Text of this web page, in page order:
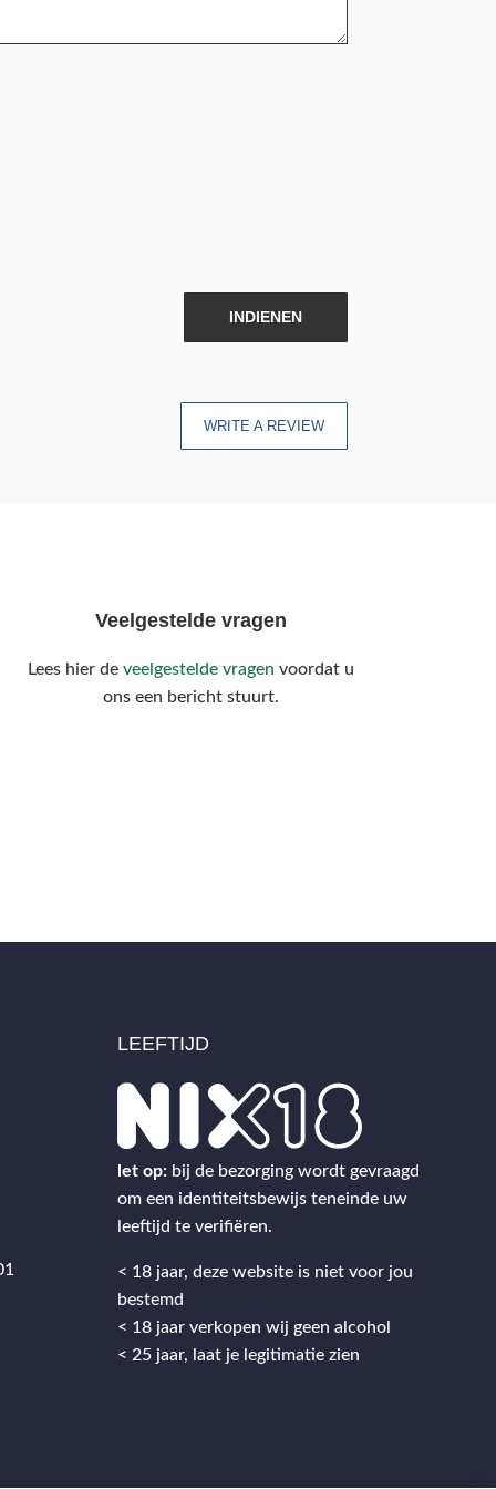
INDIENEN
WRITE A REVIEW
Veelgestelde vragen
Lees hier de veelgestelde vragen voordat u
ons een bericht stuurt.
LEEFTIJD
let op: bij de bezorging wordt gevraagd
om een identiteitsbewijs teneinde uw
leeftijd te verifiëren.
< 18 jaar, deze website is niet voor jou
bestemd
< 18 jaar verkopen wij geen alcohol
< 25 jaar, laat je legitimatie zien